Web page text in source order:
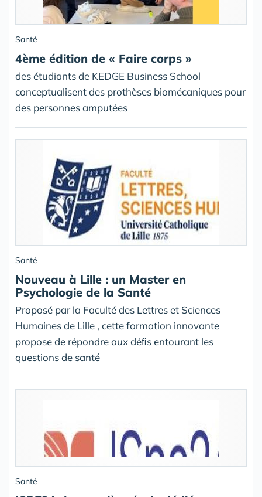
Santé
4ème édition de « Faire corps »
des étudiants de KEDGE Business School
conceptualisent des prothèses biomécaniques pour
des personnes amputées
Santé
Nouveau à Lille : un Master en
Psychologie de la Santé
Proposé par la Faculté des Lettres et Sciences
Humaines de Lille , cette formation innovante
propose de répondre aux déﬁs entourant les
questions de santé
Santé